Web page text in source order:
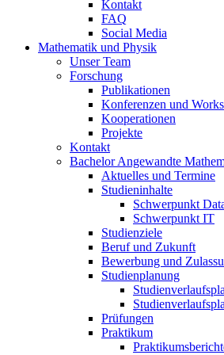
Kontakt
FAQ
Social Media
Mathematik und Physik
Unser Team
Forschung
Publikationen
Konferenzen und
Kooperationen
Projekte
Kontakt
Bachelor Angewandte
Aktuelles und Termine
Studieninhalte
Schwerpunkt
Schwerpunkt IT
Studienziele
Beruf und Zukunft
Bewerbung und
Studienplanung
Prüfungen
Praktikum